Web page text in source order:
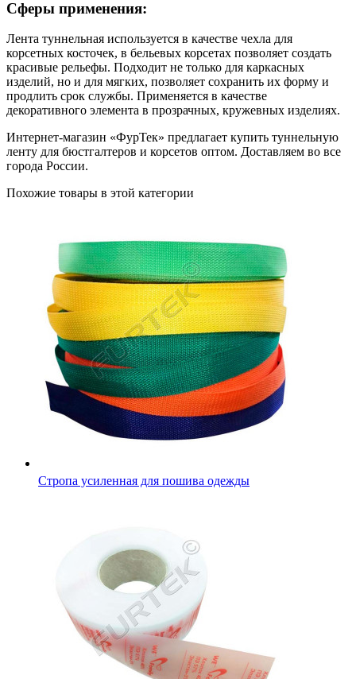
Сферы применения:
Лента туннельная используется в качестве чехла для
корсетных косточек, в бельевых корсетах позволяет создать
красивые рельефы. Подходит не только для каркасных
изделий, но и для мягких, позволяет сохранить их форму и
продлить срок службы. Применяется в качестве
декоративного элемента в прозрачных, кружевных изделиях.
Интернет-магазин «ФурТек» предлагает купить туннельную
ленту для бюстгалтеров и корсетов оптом. Доставляем во все
города России.
Похожие товары в этой категории
Силиконовые составники для одежды